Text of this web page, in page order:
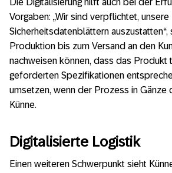
Die Digitalisierung hilft auch bei der
Vorgaben: „Wir sind verpflichtet,
Sicherheitsdatenblättern auszustatten“,
Produktion bis zum Versand an den
nachweisen können, dass das Produkt
geforderten Spezifikationen
umsetzen, wenn der Prozess in Gänze
Künne.
Digitalisierte Logistik
Einen weiteren Schwerpunkt sieht